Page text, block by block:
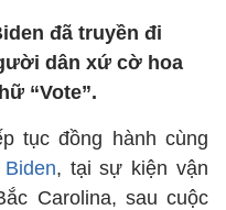
đã truyền đi
dân xứ cờ hoa
“Vote”.
tục đồng hành cùng
, tại sự kiện vận
Carolina, sau cuộc